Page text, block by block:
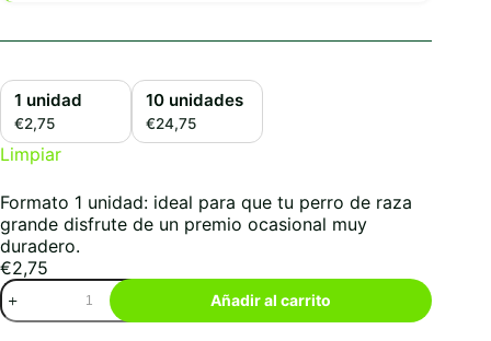
1 unidad
€2,75
10 unidades
€24,75
Limpiar
Formato 1 unidad: ideal para que tu perro de raza
grande disfrute de un premio ocasional muy
duradero.
€2,75
Orejas
de
Cerdo
Añadir al carrito